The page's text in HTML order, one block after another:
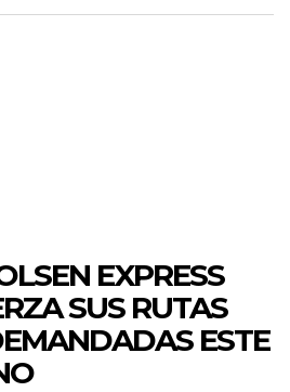
EXPRESS
SUS RUTAS
ESTE